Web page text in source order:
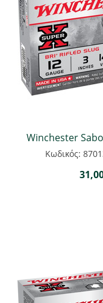
Winchester
Κωδικός: